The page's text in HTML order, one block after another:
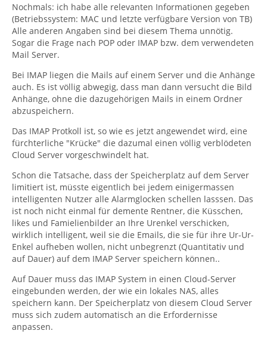
Nochmals: ich habe alle relevanten Informationen gegeben
(Betriebssystem: MAC und letzte verfügbare Version von TB)
Alle anderen Angaben sind bei diesem Thema unnötig.
Sogar die Frage nach POP oder IMAP bzw. dem verwendeten
Mail Server.
Bei IMAP liegen die Mails auf einem Server und die Anhänge
auch. Es ist völlig abwegig, dass man dann versucht die Bild
Anhänge, ohne die dazugehörigen Mails in einem Ordner
abzuspeichern.
Das IMAP Protkoll ist, so wie es jetzt angewendet wird, eine
fürchterliche "Krücke" die dazumal einen völlig verblödeten
Cloud Server vorgeschwindelt hat.
Schon die Tatsache, dass der Speicherplatz auf dem Server
limitiert ist, müsste eigentlich bei jedem einigermassen
intelligenten Nutzer alle Alarmglocken schellen lasssen. Das
ist noch nicht einmal für demente Rentner, die Küsschen,
likes und Famielienbilder an Ihre Urenkel verschicken,
wirklich intelligent, weil sie die Emails, die sie für ihre Ur-Ur-
Enkel aufheben wollen, nicht unbegrenzt (Quantitativ und
auf Dauer) auf dem IMAP Server speichern können..
Auf Dauer muss das IMAP System in einen Cloud-Server
eingebunden werden, der wie ein lokales NAS, alles
speichern kann. Der Speicherplatz von diesem Cloud Server
muss sich zudem automatisch an die Erfordernisse
anpassen.